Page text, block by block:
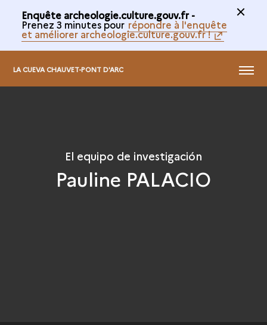
Enquête archeologie.culture.gouv.fr -
Prenez 3 minutes pour répondre à l'enquête
et améliorer archeologie.culture.gouv.fr !
LA CUEVA CHAUVET-PONT D'ARC MENÚ
El equipo de investigación
Pauline PALACIO